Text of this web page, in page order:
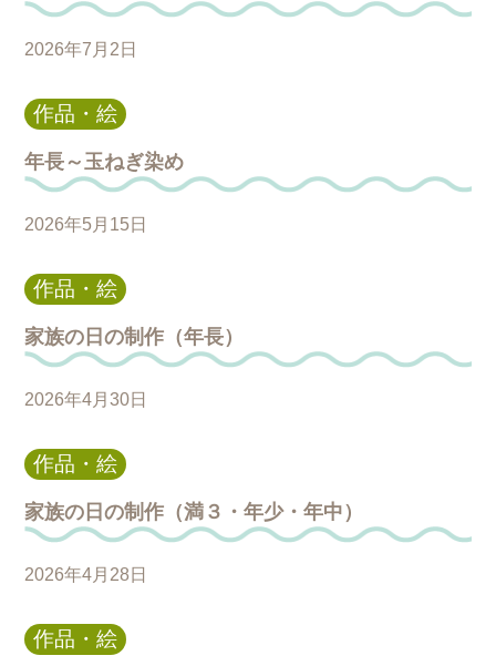
2026年7月2日
作品・絵
年長～玉ねぎ染め
2026年5月15日
作品・絵
家族の日の制作（年長）
2026年4月30日
作品・絵
家族の日の制作（満３・年少・年中）
2026年4月28日
作品・絵